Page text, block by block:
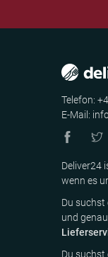
Telefon:
E-Mail:
Deliver24
wenn es
Du suchst
und
Du suchst